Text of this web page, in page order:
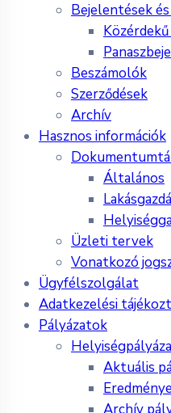
Bejelentések
Beszámolók
Szerződések
Archív
Hasznos információk
Általános
Üzleti tervek
Vonatkozó
Ügyfélszolgálat
Adatkezelési
Pályázatok
Aktuális